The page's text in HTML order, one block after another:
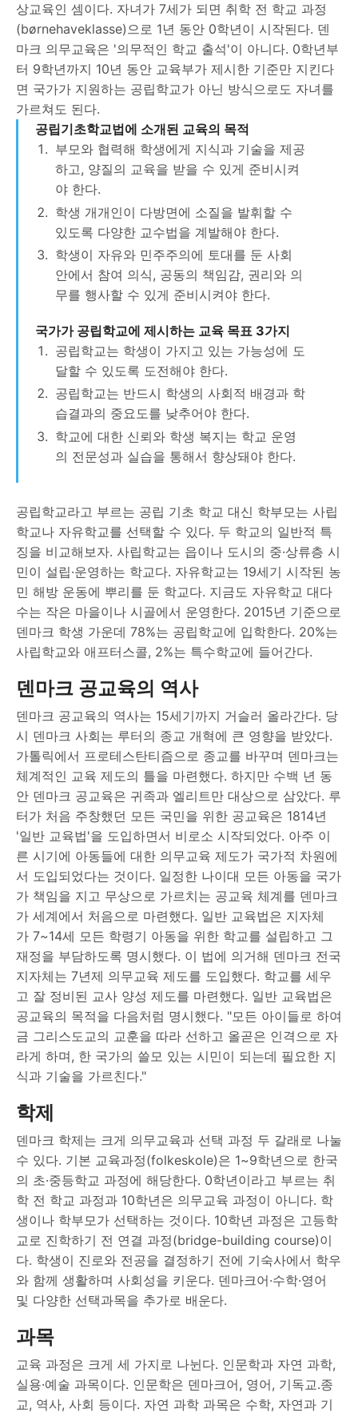
상교육인 셈이다. 자녀가 7세가 되면 취학 전 학교 과정
(børnehaveklasse)으로 1년 동안 0학년이 시작된다. 덴
마크 의무교육은 '의무적인 학교 출석'이 아니다. 0학년부
터 9학년까지 10년 동안 교육부가 제시한 기준만 지킨다
면 국가가 지원하는 공립학교가 아닌 방식으로도 자녀를
가르쳐도 된다.
공립기초학교법에 소개된 교육의 목적
부모와 협력해 학생에게 지식과 기술을 제공
하고, 양질의 교육을 받을 수 있게 준비시켜
야 한다.
학생 개개인이 다방면에 소질을 발휘할 수
있도록 다양한 교수법을 계발해야 한다.
학생이 자유와 민주주의에 토대를 둔 사회
안에서 참여 의식, 공동의 책임감, 권리와 의
무를 행사할 수 있게 준비시켜야 한다.
국가가 공립학교에 제시하는 교육 목표 3가지
공립학교는 학생이 가지고 있는 가능성에 도
달할 수 있도록 도전해야 한다.
공립학교는 반드시 학생의 사회적 배경과 학
습결과의 중요도를 낮추어야 한다.
학교에 대한 신뢰와 학생 복지는 학교 운영
의 전문성과 실습을 통해서 향상돼야 한다.
공립학교라고 부르는 공립 기초 학교 대신 학부모는 사립
학교나 자유학교를 선택할 수 있다. 두 학교의 일반적 특
징을 비교해보자. 사립학교는 읍이나 도시의 중·상류층 시
민이 설립·운영하는 학교다. 자유학교는 19세기 시작된 농
민 해방 운동에 뿌리를 둔 학교다. 지금도 자유학교 대다
수는 작은 마을이나 시골에서 운영한다. 2015년 기준으로
덴마크 학생 가운데 78%는 공립학교에 입학한다. 20%는
사립학교와 애프터스콜, 2%는 특수학교에 들어간다.
덴마크 공교육의 역사
덴마크 공교육의 역사는 15세기까지 거슬러 올라간다. 당
시 덴마크 사회는 루터의 종교 개혁에 큰 영향을 받았다.
가톨릭에서 프로테스탄티즘으로 종교를 바꾸며 덴마크는
체계적인 교육 제도의 틀을 마련했다. 하지만 수백 년 동
안 덴마크 공교육은 귀족과 엘리트만 대상으로 삼았다. 루
터가 처음 주창했던 모든 국민을 위한 공교육은 1814년
'일반 교육법'을 도입하면서 비로소 시작되었다. 아주 이
른 시기에 아동들에 대한 의무교육 제도가 국가적 차원에
서 도입되었다는 것이다. 일정한 나이대 모든 아동을 국가
가 책임을 지고 무상으로 가르치는 공교육 체계를 덴마크
가 세계에서 처음으로 마련했다. 일반 교육법은 지자체
가 7~14세 모든 학령기 아동을 위한 학교를 설립하고 그
재정을 부담하도록 명시했다. 이 법에 의거해 덴마크 전국
지자체는 7년제 의무교육 제도를 도입했다. 학교를 세우
고 잘 정비된 교사 양성 제도를 마련했다. 일반 교육법은
공교육의 목적을 다음처럼 명시했다. "모든 아이들로 하여
금 그리스도교의 교훈을 따라 선하고 올곧은 인격으로 자
라게 하며, 한 국가의 쓸모 있는 시민이 되는데 필요한 지
식과 기술을 가르친다."
학제
덴마크 학제는 크게 의무교육과 선택 과정 두 갈래로 나눌
수 있다. 기본 교육과정(folkeskole)은 1~9학년으로 한국
의 초·중등학교 과정에 해당한다. 0학년이라고 부르는 취
학 전 학교 과정과 10학년은 의무교육 과정이 아니다. 학
생이나 학부모가 선택하는 것이다. 10학년 과정은 고등학
교로 진학하기 전 연결 과정(bridge-building course)이
다. 학생이 진로와 전공을 결정하기 전에 기숙사에서 학우
와 함께 생활하며 사회성을 키운다. 덴마크어·수학·영어
및 다양한 선택과목을 추가로 배운다.
과목
교육 과정은 크게 세 가지로 나뉜다. 인문학과 자연 과학,
실용·예술 과목이다. 인문학은 덴마크어, 영어, 기독교․종
교, 역사, 사회 등이다. 자연 과학 과목은 수학, 자연과 기